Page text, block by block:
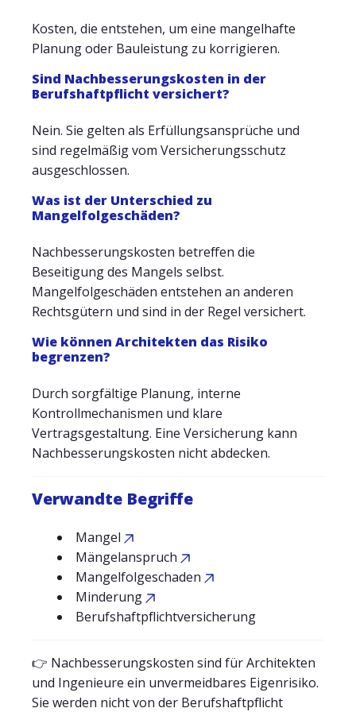
Kosten, die entstehen, um eine mangelhafte
Planung oder Bauleistung zu korrigieren.
Sind Nachbesserungskosten in der
Berufshaftpflicht versichert?
Nein. Sie gelten als Erfüllungsansprüche und
sind regelmäßig vom Versicherungsschutz
ausgeschlossen.
Was ist der Unterschied zu
Mangelfolgeschäden?
Nachbesserungskosten betreffen die
Beseitigung des Mangels selbst.
Mangelfolgeschäden entstehen an anderen
Rechtsgütern und sind in der Regel versichert.
Wie können Architekten das Risiko
begrenzen?
Durch sorgfältige Planung, interne
Kontrollmechanismen und klare
Vertragsgestaltung. Eine Versicherung kann
Nachbesserungskosten nicht abdecken.
Verwandte Begriffe
Mangel
Mängelanspruch
Mangelfolgeschaden
Minderung
Berufshaftpflichtversicherung
👉 Nachbesserungskosten sind für Architekten
und Ingenieure ein unvermeidbares Eigenrisiko.
Sie werden nicht von der Berufshaftpflicht